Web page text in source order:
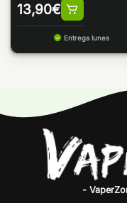
13,90€
Entrega lunes
-